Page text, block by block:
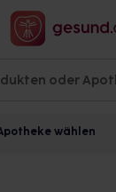
wählen